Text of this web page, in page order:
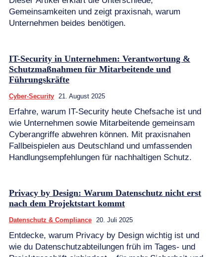
Gemeinsamkeiten und zeigt praxisnah, warum
Unternehmen beides benötigen.
IT-Security in Unternehmen: Verantwortung &
Schutzmaßnahmen für Mitarbeitende und
Führungskräfte
Cyber-Security 21. August 2025
Erfahre, warum IT-Security heute Chefsache ist und
wie Unternehmen sowie Mitarbeitende gemeinsam
Cyberangriffe abwehren können. Mit praxisnahen
Fallbeispielen aus Deutschland und umfassenden
Handlungsempfehlungen für nachhaltigen Schutz.
Privacy by Design: Warum Datenschutz nicht erst
nach dem Projektstart kommt
Datenschutz & Compliance 20. Juli 2025
Entdecke, warum Privacy by Design wichtig ist und
wie du Datenschutzabteilungen früh im Tages- und